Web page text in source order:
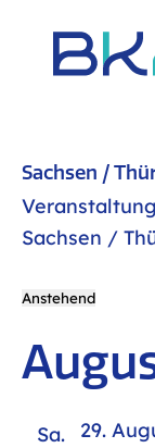
Sachsen /
Sachsen /
Anstehend
wählen.
Sa.
29.